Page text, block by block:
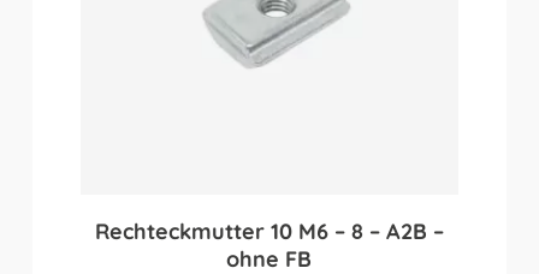
Rechteckmutter 10 M6 – 8 – A2B –
ohne FB